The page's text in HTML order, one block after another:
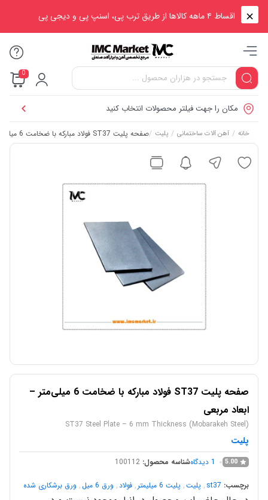
اقساط ۴ ماهه کالاها از طریق ترب پی، اسنپ پی و دیجی پی
0
مکان را جهت فیلتر محصولات انتخاب کنید
خانه / آهن آلات ساختمانی / پلیت /صفحه پلیت ST37 فولاد مبارکه با ضخامت 6 میلی‌متر – ابعاد مربعی
صفحه پلیت ST37 فولاد مبارکه با ضخامت 6 میلی‌متر –
ابعاد مربعی
ST37 Steel Plate – 6 mm Thickness (Mobarakeh Steel)
پلیت
5.00
1 دیدگاهشناسه محصول: 100112
برچسب: st37
, پلیت, پلیت 6 میلیمتر , فولاد, ورق 6 میل , ورق برشکاری شده